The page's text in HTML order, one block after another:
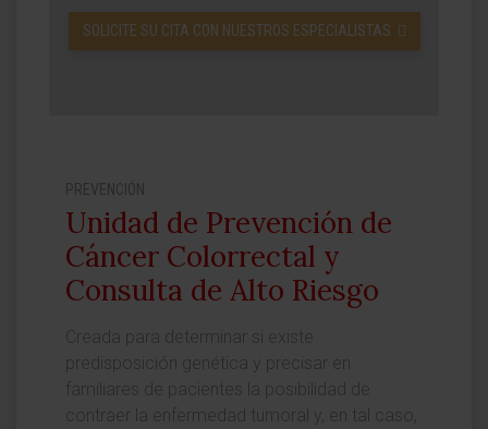
SOLICITE SU CITA CON NUESTROS ESPECIALISTAS
PREVENCIÓN
Unidad de Prevención de
Cáncer Colorrectal y
Consulta de Alto Riesgo
Creada para determinar si existe
predisposición genética y precisar en
familiares de pacientes la posibilidad de
contraer la enfermedad tumoral y, en tal caso,